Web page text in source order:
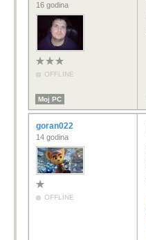
16 godina
OFFLINE
Moj PC
goran022
14 godina
OFFLINE